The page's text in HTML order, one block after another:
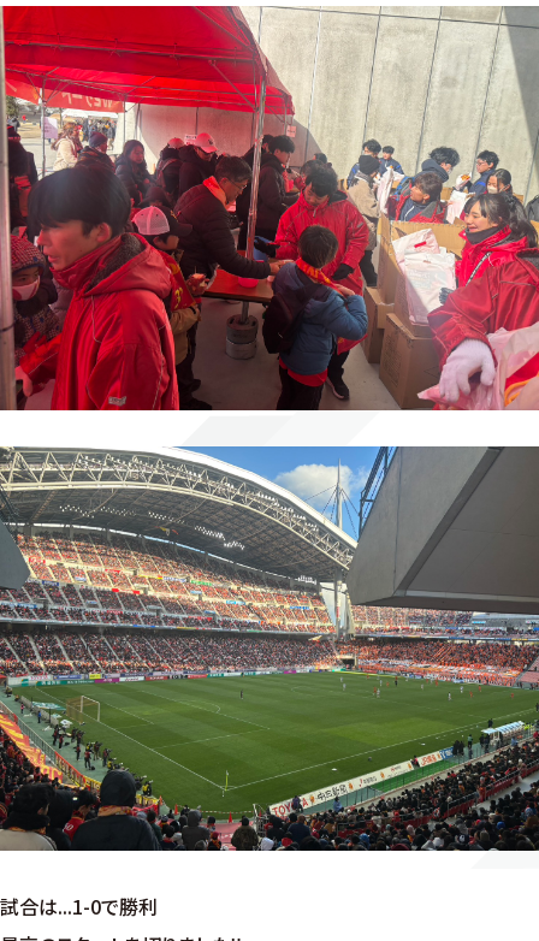
試合は...1-0で勝利